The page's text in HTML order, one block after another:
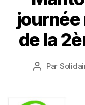
de la
Auteur
Par